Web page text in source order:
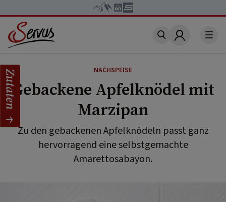
Account
NACHSPEISE
Gebackene Apfelknödel mit
Marzipan
Zu den gebackenen Apfelknödeln passt ganz
hervorragend eine selbstgemachte
Amarettosabayon.
Zutaten